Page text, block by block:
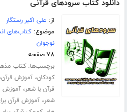
دانلود کتاب سرودهای قرآنی
از: علی اکبر رستگار
موضوع:کتاب‌های
نوجوان
۷۸ صفحه
برچسب‌ها:کتاب
کودکان،آموزش قرآن
قرآن با شعر،آموزش
شعر،آموزش قرآن